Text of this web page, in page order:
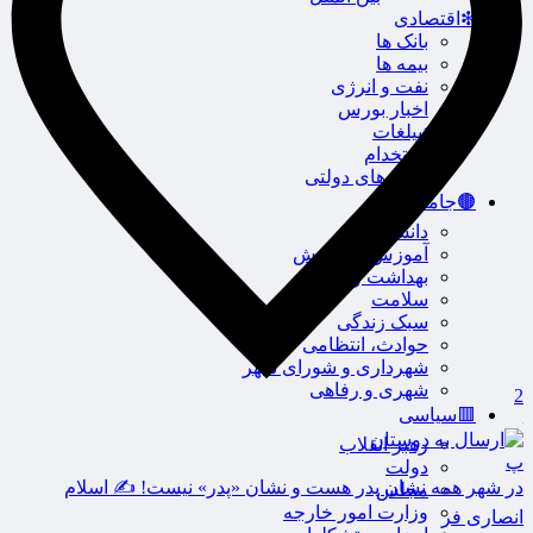
❇اقتصادی
بانک ها
بیمه ها
نفت و انرژی
اخبار بورس
تبیلغات
استخدام
آگهی های دولتی
🟤جامعه
دانشگاه
آموزش و پرورش
بهداشت و درمان
سلامت
سبک زندگی
حوادث، انتظامی
شهرداری و شورای شهر
شهری و رفاهی
🟥سیاسی
رهبر انقلاب
دولت
مجلس
وزارت امور خارجه
2
پ
در شهر همه نشان پدر هست و نشان «‌پدر» نیست! ✍️ اسلام
انصاری فر